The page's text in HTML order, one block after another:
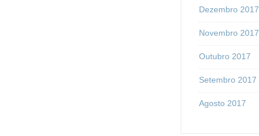
Dezembro 2017
Novembro 2017
Outubro 2017
Setembro 2017
Agosto 2017